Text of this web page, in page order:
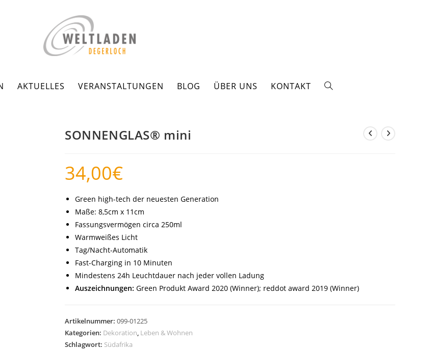
AKTUELLES VERANSTALTUNGEN BLOG ÜBER UNS KONTAKT WEBSITE-
SONNENGLAS® mini
34,00€
Green high-tech der neuesten Generation
Maße: 8,5cm x 11cm
Fassungsvermögen circa 250ml
Warmweißes Licht
Tag/Nacht-Automatik
Fast-Charging in 10 Minuten
Mindestens 24h Leuchtdauer nach jeder vollen Ladung
Auszeichnungen: Green Produkt Award 2020 (Winner); reddot award 2019 (Winner)
Artikelnummer: 099-01225
Kategorien: Dekoration, Leben & Wohnen
Schlagwort: Südafrika